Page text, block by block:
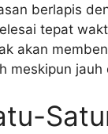
berlapis
tepat
akan
meskipun jauh